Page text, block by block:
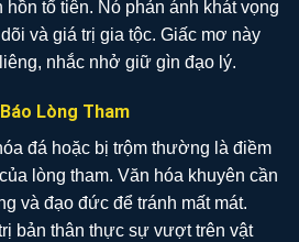
tổ tiên. Nó phản ánh khát vọng
và giá trị gia tộc. Giấc mơ này
nhắc nhở giữ gìn đạo lý.
Lòng Tham
đá hoặc bị trộm thường là điềm
lòng tham. Văn hóa khuyên cần
và đạo đức để tránh mất mát.
bản thân thực sự vượt trên vật